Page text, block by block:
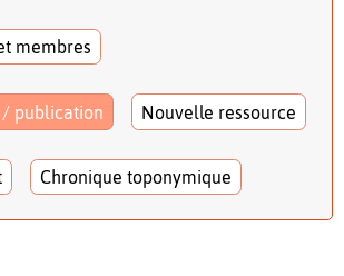
membres
/ publication Nouvelle ressource
Chronique toponymique